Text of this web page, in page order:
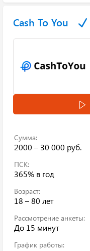
Cash To You
Сумма:
2000 – 30 000 руб.
ПСК:
365% в год
Возраст:
18 – 80 лет
Рассмотрение анкеты:
До 15 минут
График работы: